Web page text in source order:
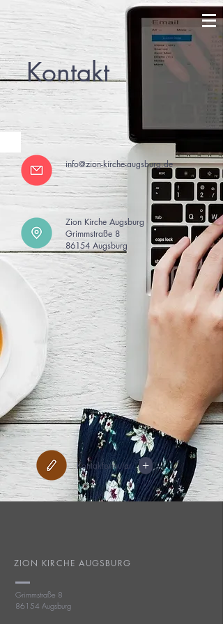
Kontakt
info@zion-kirche-augsburg.de
Zion Kirche Augsburg
Grimmstraße 8
86154 Augsburg
Kontakformular +
ZION KIRCHE AUGSBURG
Grimmstraße 8
86154 Augsburg